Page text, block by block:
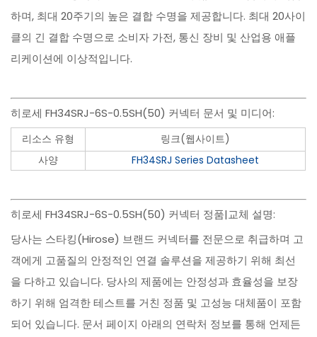
하며, 최대 20주기의 높은 결합 수명을 제공합니다. 최대 20사이
클의 긴 결합 수명으로 소비자 가전, 통신 장비 및 산업용 애플
리케이션에 이상적입니다.
히로세 FH34SRJ-6S-0.5SH(50) 커넥터 문서 및 미디어:
리소스 유형
링크(웹사이트)
사양
FH34SRJ Series Datasheet
히로세 FH34SRJ-6S-0.5SH(50) 커넥터 정품|교체 설명:
당사는 스타킹(Hirose) 브랜드 커넥터를 전문으로 취급하며 고
객에게 고품질의 안정적인 연결 솔루션을 제공하기 위해 최선
을 다하고 있습니다. 당사의 제품에는 안정성과 효율성을 보장
하기 위해 엄격한 테스트를 거친 정품 및 고성능 대체품이 포함
되어 있습니다. 문서 페이지 아래의 연락처 정보를 통해 언제든